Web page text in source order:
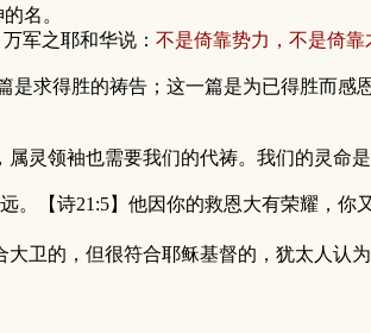
名。
军之耶和华说： 不是倚靠势力，不是倚
是求得胜的祷告；这一篇是为已得胜而
领袖也需要我们的代祷。我们的灵命是
诗21:5】他因你的救恩大有荣耀，你
，但很符合耶稣基督的，犹太人认为